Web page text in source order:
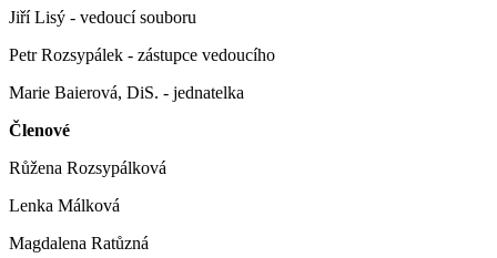
Jiří Lisý - vedoucí souboru
Petr Rozsypálek - zástupce vedoucího
Marie Baierová, DiS. - jednatelka
Členové
Růžena Rozsypálková
Lenka Málková
Magdalena Ratůzná